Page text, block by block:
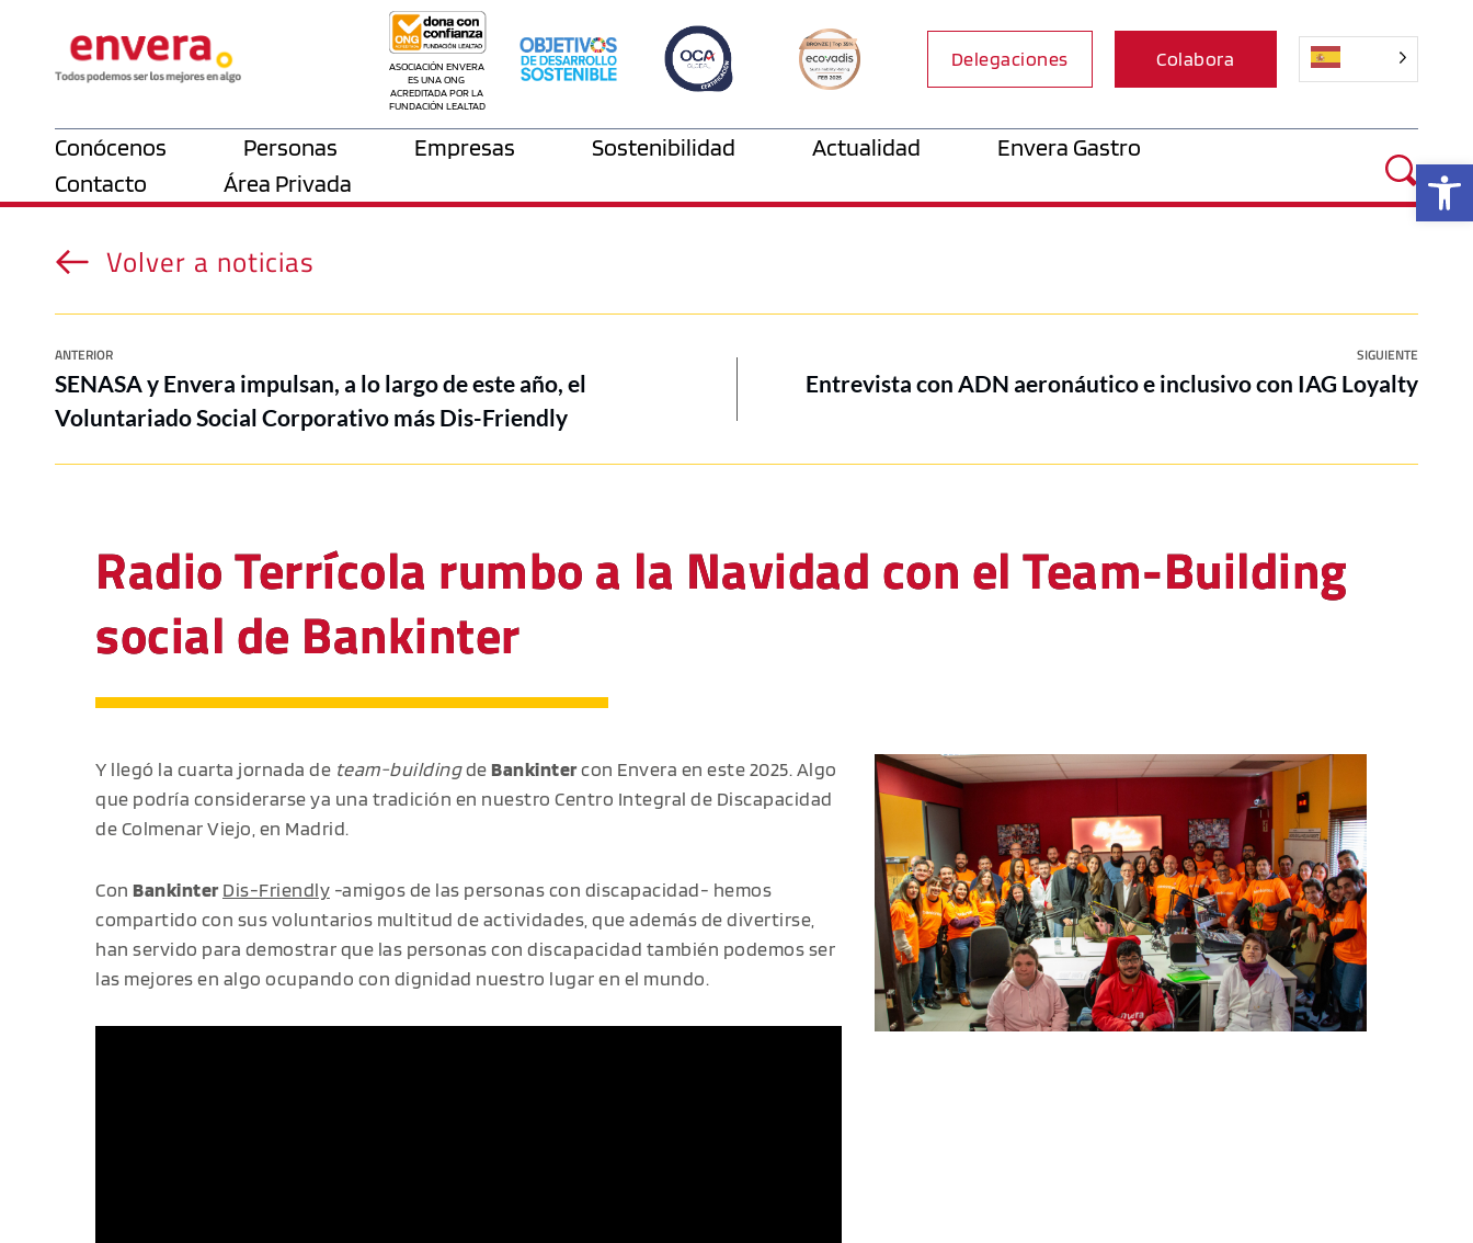
ASOCIACIÓN ENVERA
ES UNA ONG
ACREDITADA POR LA
FUNDACIÓN LEALTAD
Delegaciones Colabora
Conócenos Personas Empresas Sostenibilidad Actualidad
Envera Gastro
Contacto
Área Privada
Volver a noticias
ANTERIOR SIGUIENTE
SENASA y Envera impulsan, a lo largo de este año, el
Voluntariado Social Corporativo más Dis-Friendly
Entrevista con ADN aeronáutico e inclusivo con IAG Loyalty
Radio Terrícola rumbo a la Navidad con el Team-Building
social de Bankinter
Y llegó la cuarta jornada de team-buildingdeBankintercon Envera en este 2025. Algo
que podría considerarse ya una tradición en nuestro Centro Integral de Discapacidad
de Colmenar Viejo, en Madrid.
Con BankinterDis-Friendly -amigos de las personas con discapacidad- hemos
compartido con sus voluntarios multitud de actividades, que además de divertirse,
han servido para demostrar que las personas con discapacidad también podemos ser
las mejores en algo ocupando con dignidad nuestro lugar en el mundo.